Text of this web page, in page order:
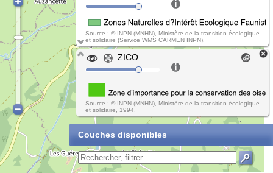
Source : © INPN (MNHN), Ministère de la transition écologique
et solidaire (Service WMS CARMEN INPN).
ZICO
Source : © INPN (MNHN), Ministère de la transition écologique
et solidaire, 1994.
Couches disponibles